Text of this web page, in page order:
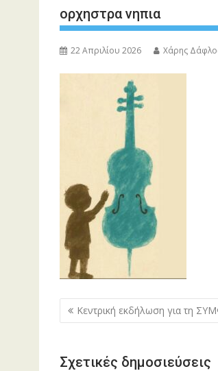
ορχηστρα νηπια
22 Απριλίου 2026 Χάρης
Πλοήγηση
άρθρων
Κεντρική εκδήλωση για τη
Σχετικές δημοσιεύσεις